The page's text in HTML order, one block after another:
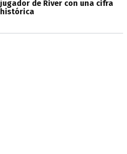
jugador de River con una cifra
histórica